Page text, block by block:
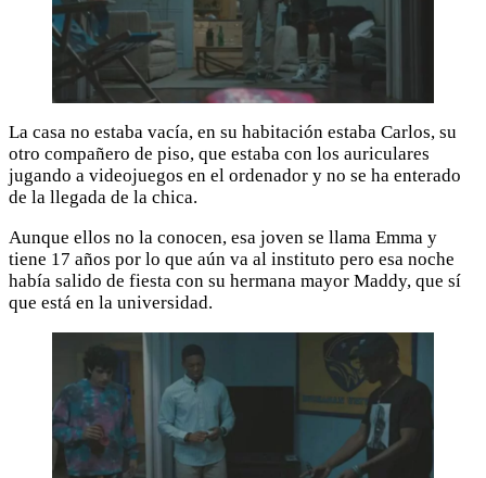
La casa no estaba vacía, en su habitación estaba Carlos, su
otro compañero de piso, que estaba con los auriculares
jugando a videojuegos en el ordenador y no se ha enterado
de la llegada de la chica.
Aunque ellos no la conocen, esa joven se llama Emma y
tiene 17 años por lo que aún va al instituto pero esa noche
había salido de fiesta con su hermana mayor Maddy, que sí
que está en la universidad.